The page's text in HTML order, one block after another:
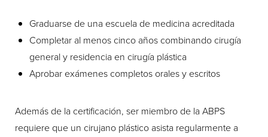
Graduarse de una escuela de medicina acreditada
Completar al menos cinco años combinando cirugía
general y residencia en cirugía plástica
Aprobar exámenes completos orales y escritos
Además de la certificación, ser miembro de la ABPS
requiere que un cirujano plástico asista regularmente a